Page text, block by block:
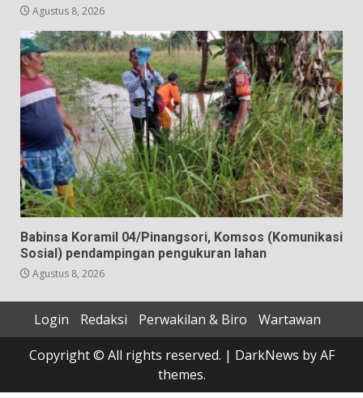
Agustus 8, 2026
Babinsa Koramil 04/Pinangsori, Komsos (Komunikasi
Sosial) pendampingan pengukuran lahan
Agustus 8, 2026
Login Redaksi Perwakilan & Biro
Wartawan
Copyright © All rights reserved. | DarkNews by AF
themes.